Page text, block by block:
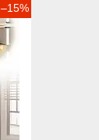
–15%